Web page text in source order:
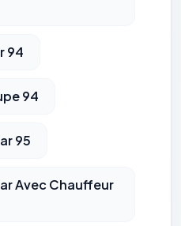
94
94
95
Avec Chauffeur